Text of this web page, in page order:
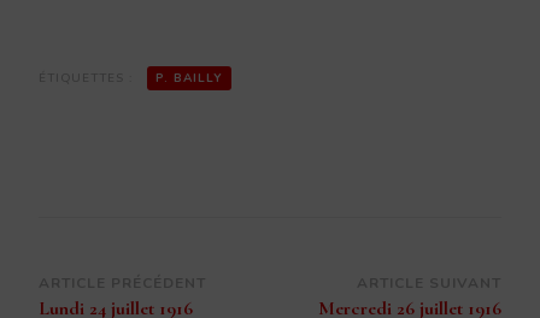
P. BAILLY
Navigation
Lundi 24 juillet 1916 Mercredi 26 juillet 1916